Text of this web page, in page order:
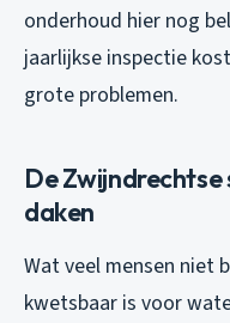
onderhoud hier nog
jaarlijkse inspectie
grote problemen.
De
daken
Wat veel mensen niet
kwetsbaar is voor